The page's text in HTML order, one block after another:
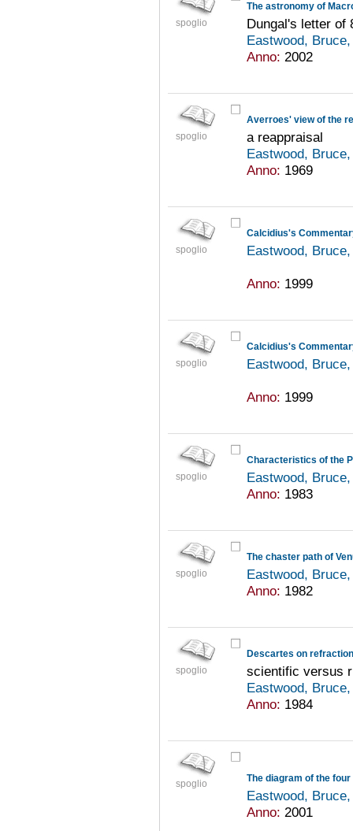
spoglio
The astronomy of
Dungal's letter of
Eastwood,
Anno: 2002
spoglio
Averroes' view of the
a reappraisal
Eastwood,
Anno: 1969
spoglio Eastwood,
Anno: 1999
spoglio Eastwood,
Anno: 1999
spoglio
Eastwood,
Anno: 1983
spoglio
Eastwood,
Anno: 1982
spoglio
Descartes on refraction
scientific versus
Eastwood,
Anno: 1984
spoglio
Eastwood,
Anno: 2001